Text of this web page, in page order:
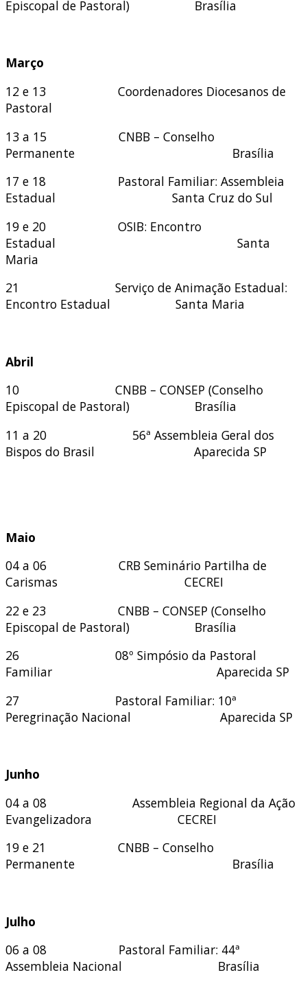
Episcopal de Pastoral) Brasília
Março
12 e 13 Coordenadores Diocesanos de
Pastoral
13 a 15 CNBB – Conselho
Permanente Brasília
17 e 18 Pastoral Familiar: Assembleia
Estadual Santa Cruz do Sul
19 e 20 OSIB: Encontro
Estadual Santa
Maria
21 Serviço de Animação Estadual:
Encontro Estadual Santa Maria
Abril
10 CNBB – CONSEP (Conselho
Episcopal de Pastoral) Brasília
11 a 20
56ª Assembleia Geral dos
Bispos do Brasil Aparecida SP
Maio
04 a 06 CRB Seminário Partilha de
Carismas CECREI
22 e 23 CNBB – CONSEP (Conselho
Episcopal de Pastoral) Brasília
26 08º Simpósio da Pastoral
Familiar Aparecida SP
27 Pastoral Familiar: 10ª
Peregrinação Nacional Aparecida SP
Junho
04 a 08
Assembleia Regional da Ação
Evangelizadora CECREI
19 e 21 CNBB – Conselho
Permanente Brasília
Julho
06 a 08 Pastoral Familiar: 44ª
Assembleia Nacional Brasília